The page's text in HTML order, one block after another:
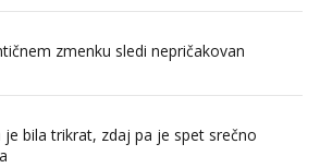
zmenku sledi nepričakovan
je bila trikrat, zdaj pa je spet srečno